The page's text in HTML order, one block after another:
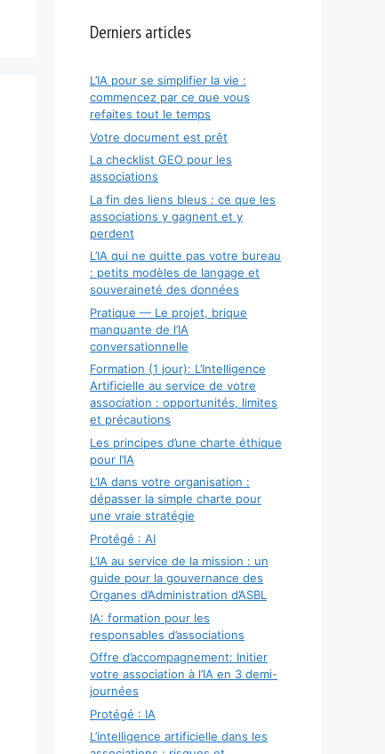
Derniers articles
L’IA pour se simplifier la vie :
commencez par ce que vous
refaites tout le temps
Votre document est prêt
La checklist GEO pour les
associations
La fin des liens bleus : ce que les
associations y gagnent et y
perdent
L’IA qui ne quitte pas votre bureau
: petits modèles de langage et
souveraineté des données
Pratique — Le projet, brique
manquante de l’IA
conversationnelle
Formation (1 jour): L’Intelligence
Artificielle au service de votre
association : opportunités, limites
et précautions
Les principes d’une charte éthique
pour l’IA
L’IA dans votre organisation :
dépasser la simple charte pour
une vraie stratégie
Protégé : AI
L’IA au service de la mission : un
guide pour la gouvernance des
Organes d’Administration d’ASBL
IA: formation pour les
responsables d’associations
Offre d’accompagnement: Initier
votre association à l’IA en 3 demi-
journées
Protégé : IA
L’intelligence artificielle dans les